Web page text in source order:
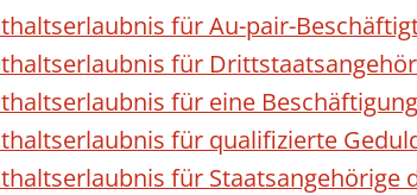
für Au-pair-
für
für eine
für qualifizierte
für Staatsangehörige